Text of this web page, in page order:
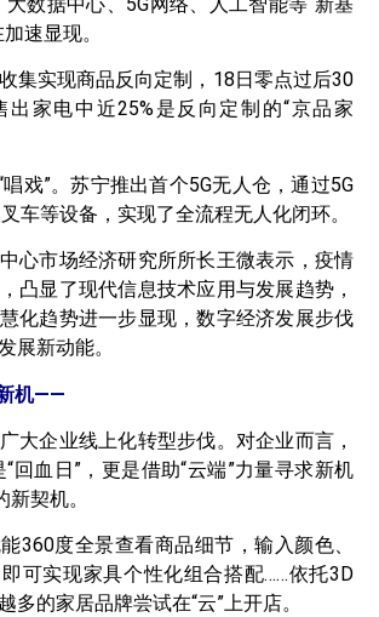
速显现。
集实现商品反向定制，18日零点过后30
出家电中近25%是反向定制的“京品家
唱戏”。苏宁推出首个5G无人仓，通过5G
车等设备，实现了全流程无人化闭环。
心市场经济研究所所长王微表示，疫情
凸显了现代信息技术应用与发展趋势，
化趋势进一步显现，数字经济发展步伐
展新动能。
机——
大企业线上化转型步伐。对企业而言，
“回血日”，更是借助“云端”力量寻求新机
新契机。
360度全景查看商品细节，输入颜色、
可实现家具个性化组合搭配……依托3D
多的家居品牌尝试在“云”上开店。